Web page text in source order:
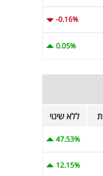
-0.16%
0.05%
ללא שינוי
47.53%
12.15%